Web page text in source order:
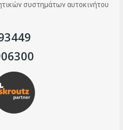
συστημάτων αυτοκινήτου